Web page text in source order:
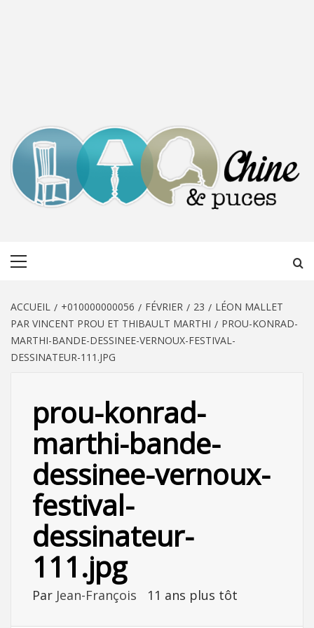
ACCUEIL +010000000056 FÉVRIER 23
LÉON MALLET
PAR VINCENT PROU ET THIBAULT MARTHI
PROU-KONRAD-
MARTHI-BANDE-DESSINEE-VERNOUX-FESTIVAL-
DESSINATEUR-111.JPG
prou-konrad-
marthi-bande-
dessinee-vernoux-
festival-
dessinateur-
111.jpg
Par Jean-François 11 ans plus tôt